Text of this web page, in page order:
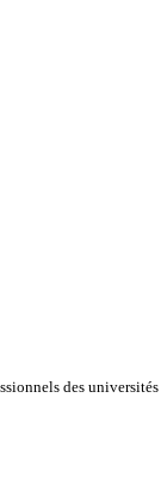
des universités